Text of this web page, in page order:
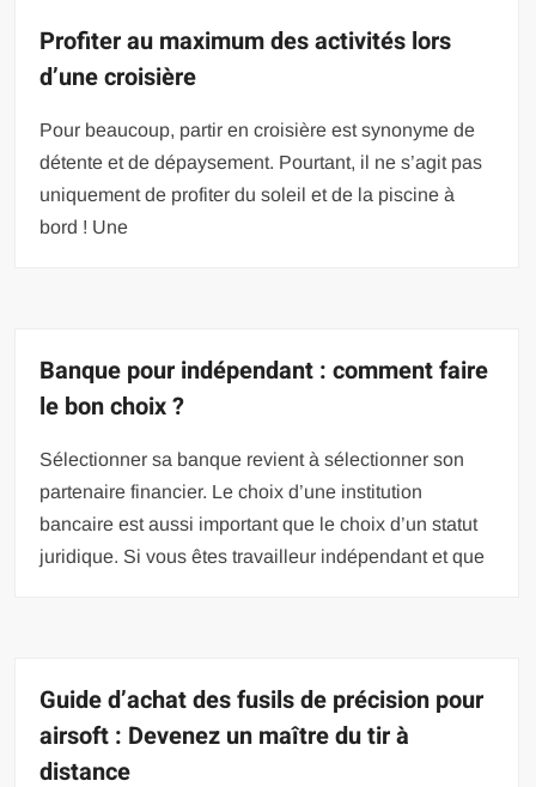
Profiter au maximum des activités lors
d’une croisière
Pour beaucoup, partir en croisière est synonyme de
détente et de dépaysement. Pourtant, il ne s’agit pas
uniquement de profiter du soleil et de la piscine à
bord ! Une
Banque pour indépendant : comment faire
le bon choix ?
Sélectionner sa banque revient à sélectionner son
partenaire financier. Le choix d’une institution
bancaire est aussi important que le choix d’un statut
juridique. Si vous êtes travailleur indépendant et que
Guide d’achat des fusils de précision pour
airsoft : Devenez un maître du tir à
distance